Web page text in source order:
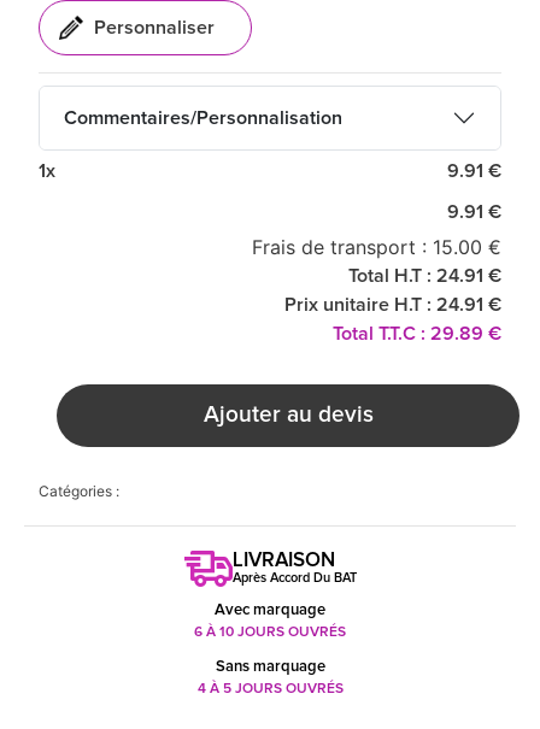
Commentaires/Personnalisation
1x 9.91 €
9.91 €
Frais de transport : 15.00 €
Total H.T : 24.91 €
Prix unitaire H.T : 24.91 €
Total T.T.C : 29.89 €
Ajouter au devis
Catégories :
LIVRAISON
Après Accord Du BAT
Avec marquage
6 À 10 JOURS OUVRÉS
Sans marquage
4 À 5 JOURS OUVRÉS